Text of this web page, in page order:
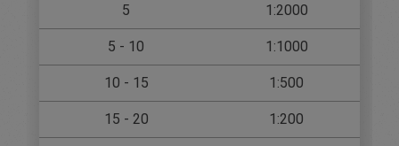
5 1:2000
5 - 10 1:1000
10 - 15 1:500
15 - 20 1:200